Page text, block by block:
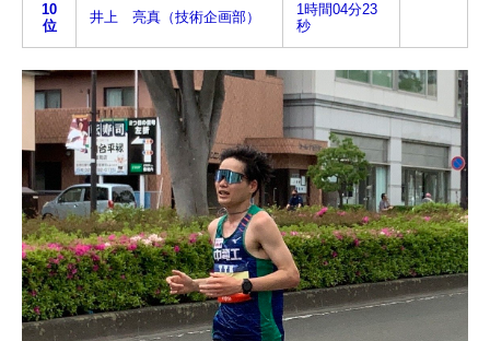
10
位
井上 亮真（技術企画部）
1時間04分23
秒